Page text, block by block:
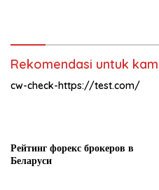
Rekomendasi untuk
cw-check-https://test.com/
Рейтинг форекс брокеров в
Беларуси